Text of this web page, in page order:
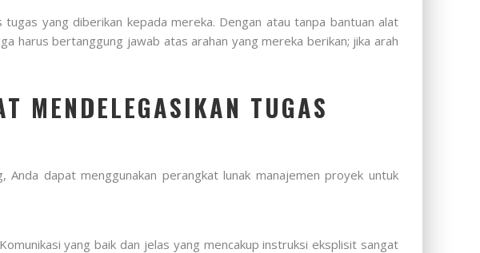
yang diberikan kepada mereka. Dengan atau tanpa bantuan alat
harus bertanggung jawab atas arahan yang mereka berikan; jika arah
MENDELEGASIKAN TUGAS
dapat menggunakan perangkat lunak manajemen proyek untuk
yang baik dan jelas yang mencakup instruksi eksplisit sangat